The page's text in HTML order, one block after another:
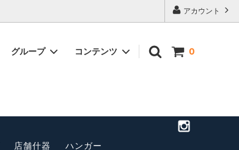
アカウント
0
ベルト
その他
グループ
ペナント
コンテンツ
店舗什器 ハンガー